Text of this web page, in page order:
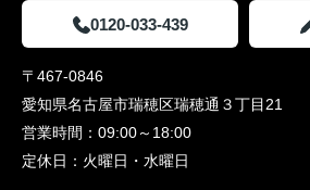
0120-033-439
〒467-0846
愛知県名古屋市瑞穂区瑞穂通３丁目21
営業時間： 09:00～18:00
定休日： 火曜日・水曜日